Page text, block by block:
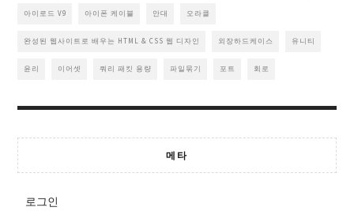
아이로드 V9 아이폰 케이블 안대 오라클
완성된 웹사이트로 배우는 HTML & CSS 웹 디자인 외장하드케이스 유니티
윤리 이어셋 쿼리 패킷 용량 파일묶기 포트 회로
메타
로그인